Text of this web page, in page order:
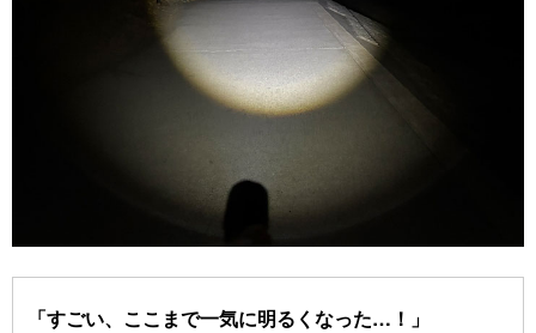
「すごい、ここまで一気に明るくなった…！」